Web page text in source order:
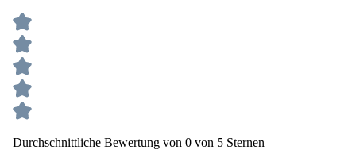
Durchschnittliche Bewertung von 0 von 5 Sternen